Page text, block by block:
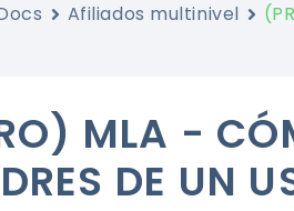
Afiliados multinivel
MLA -
DE UN